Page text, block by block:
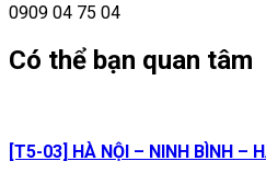
0909 04 75 04
Có thể bạn quan tâm
[T5-03] HÀ NỘI – NINH BÌNH –